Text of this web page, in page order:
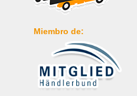
Miembro de: